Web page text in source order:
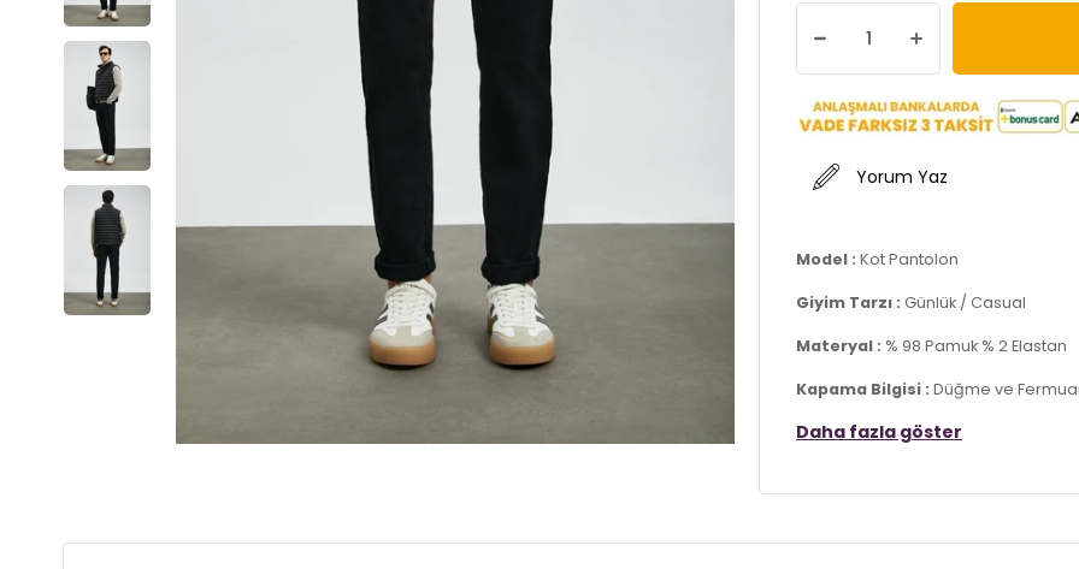
Yorum Yaz
Model : Kot Pantolon
Giyim Tarzı : Günlük / Casual
Materyal : % 98 Pamuk % 2 Elastan
Kapama Bilgisi : Düğme ve
Cep Bilgisi :Cepli
Daha fazla göster